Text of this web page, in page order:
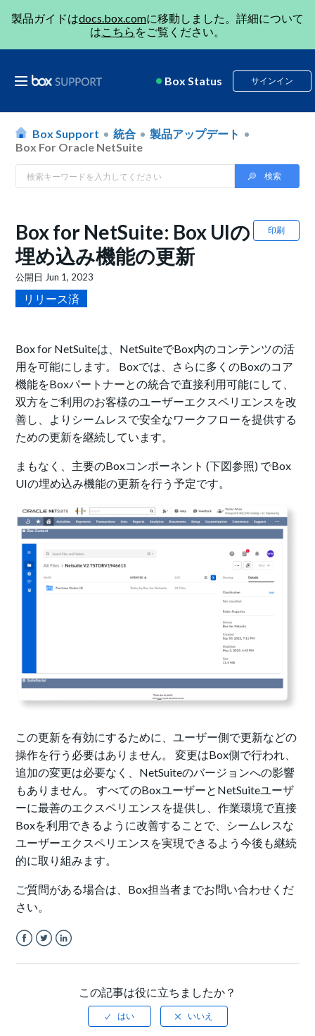
製品ガイドはdocs.box.comに移動しました。詳細について
はこちら をご覧ください。
Box Status サインイン
Box Support 統合
製品アップデート
Box For Oracle NetSuite
印刷
Box for NetSuite: Box UIの
埋め込み機能の更新
公開日 Jun 1, 2023
リリース済
Box for NetSuiteは、NetSuiteでBox内のコンテンツの活
用を可能にします。 Boxでは、さらに多くのBoxのコア
機能をBoxパートナーとの統合で直接利用可能にして
双方をご利用のお客様のユーザーエクスペリエンス を改
善し、よりシームレスで安全なワークフローを提供する
ための更新を継続しています。
まもなく、主要のBoxコンポーネント (下図参照) でBox
UIの埋め込み機能の更新を行う予定です。
この更新を有効にするために、ユーザー側で更新などの
操作を行う必要はありません。 変更はBox側で行われ、
追加の変更は必要なく、NetSuiteのバージョンへの影響
もありません。 すべてのBoxユーザーとNetSuiteユーザ
ーに最善のエクスペリエンスを提供し、作業環境で直接
Boxを利用できるように改善することで、シームレスな
ユーザーエクスペリエンスを実現できるよう今後も継続
的に取り組みます。
ご質問がある場合は、Box担当者までお問い合わせくだ
さい。
この記事は役に立ちましたか？